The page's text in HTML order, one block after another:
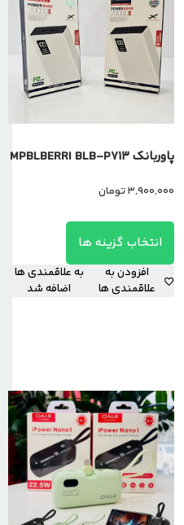
پاوربانک MPBLBERRI BLB-P713
3,900,000تومان
انتخاب گزینه ها
افزودن به
علاقمندی ها
به علاقمندی ها
اضافه شد